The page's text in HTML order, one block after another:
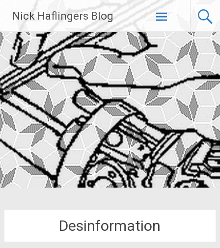
Inhalt
springen
Nick Haflingers Blog
Desinformation